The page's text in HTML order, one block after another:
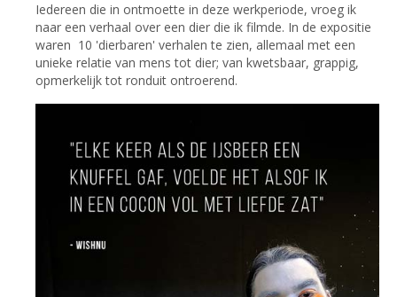
Iedereen die in ontmoette in deze werkperiode, vroeg ik
naar een verhaal over een dier die ik filmde. In de expositie
waren 10 'dierbaren' verhalen te zien, allemaal met een
unieke relatie van mens tot dier; van kwetsbaar, grappig,
opmerkelijk tot ronduit ontroerend.